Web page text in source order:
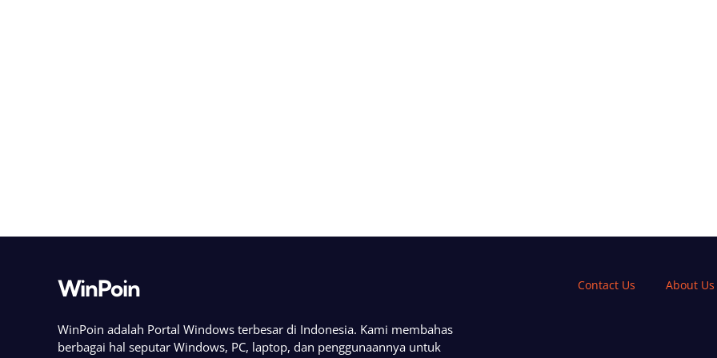
WinPoin
WinPoin adalah Portal Windows terbesar di Indonesia. Kami membahas
berbagai hal seputar Windows, PC, laptop, dan penggunaannya untuk
Contact Us About Us